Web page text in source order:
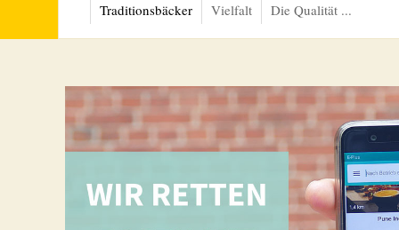
Traditionsbäcker Vielfalt Die Qualität ...